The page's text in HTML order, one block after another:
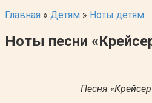
Главная » Детям » Ноты детям
Ноты песни
Песня